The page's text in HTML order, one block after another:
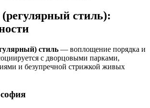
стиль):
стиль — воплощение порядка и
с дворцовыми парками,
и безупречной стрижкой живых